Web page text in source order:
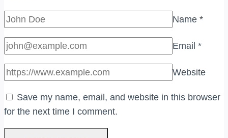
Name *
Email *
Website
Save my name, email, and website in this browser
for the next time I comment.